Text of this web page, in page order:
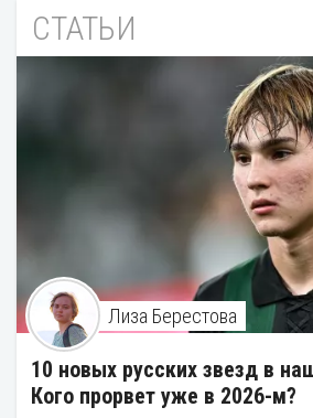
СТАТЬИ
Лиза Берестова
10 новых русских звезд в
Кого прорвет уже в 2026-м?